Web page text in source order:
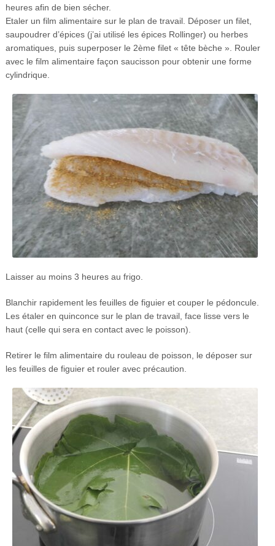
heures afin de bien sécher.
Etaler un film alimentaire sur le plan de travail. Déposer un filet,
saupoudrer d’épices (j’ai utilisé les épices Rollinger) ou herbes
aromatiques, puis superposer le 2ème filet « tête bèche ». Rouler
avec le film alimentaire façon saucisson pour obtenir une forme
cylindrique.
Laisser au moins 3 heures au frigo.
Blanchir rapidement les feuilles de figuier et couper le pédoncule.
Les étaler en quinconce sur le plan de travail, face lisse vers le
haut (celle qui sera en contact avec le poisson).
Retirer le film alimentaire du rouleau de poisson, le déposer sur
les feuilles de figuier et rouler avec précaution.